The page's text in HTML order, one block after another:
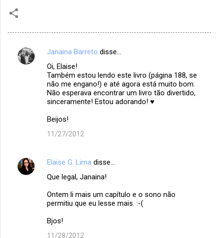
C
i
Janaina Barreto disse…
Oi, Elaise!
Também estou lendo este livro (página 188, se
não me engano!) e até agora está muito bom.
Não esperava encontrar um livro tão divertido,
sinceramente! Estou adorando! ♥
Beijos!
11/27/2012
Elaise G. Lima disse…
Que legal, Janaina!
Ontem li mais um capítulo e o sono não
permitiu que eu lesse mais. :-(
Bjos!
11/28/2012